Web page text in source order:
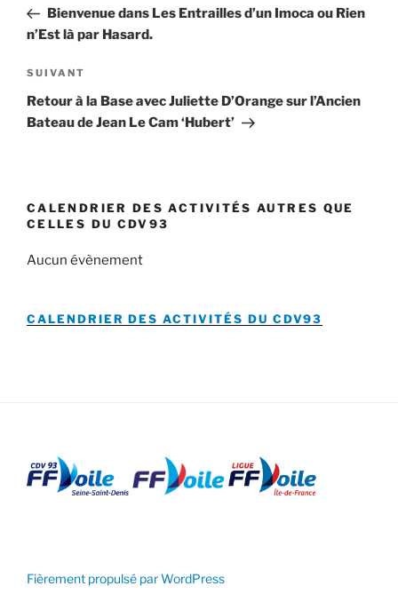
l’article
précédent
Bienvenue dans Les Entrailles d’un Imoca ou Rien
n’Est là par Hasard.
Article
suivant
SUIVANT
Retour à la Base avec Juliette D’Orange sur l’Ancien
Bateau de Jean Le Cam ‘Hubert’
CALENDRIER DES ACTIVITÉS AUTRES QUE
CELLES DU CDV93
Aucun évènement
CALENDRIER DES ACTIVITÉS DU CDV93
Fièrement propulsé par WordPress